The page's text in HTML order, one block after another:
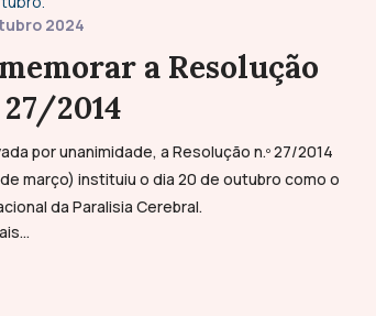
2024
a Resolução
27/2014
por unanimidade, a Resolução n.º 27/2014
março) instituiu o dia 20 de outubro como o
da Paralisia Cerebral.